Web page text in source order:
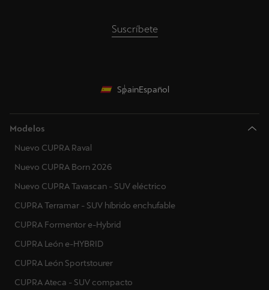
Italia
Letonia
Montenegro
Malta
Países Bajos
Suscríbete
SpainEspañol
Modelos
Nuevo CUPRA Raval
Nuevo CUPRA Born 2026
Nuevo CUPRA Tavascan - SUV eléctrico
CUPRA Terramar - SUV híbrido enchufable
CUPRA Formentor e-Hybrid
CUPRA León e-HYBRID
CUPRA León Sportstourer
CUPRA Ateca - SUV compacto